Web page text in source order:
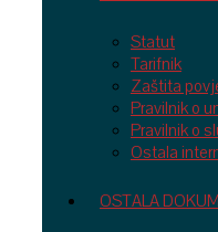
Statut
Tarifnik
Zaštita
Pravilnik o
Pravilnik o
Ostala
OSTALA